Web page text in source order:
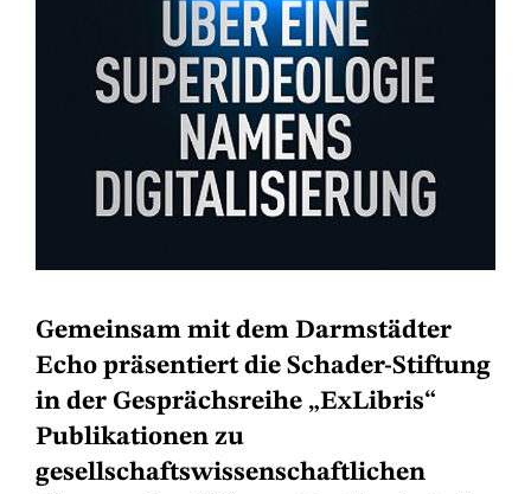
Gemeinsam mit dem Darmstädter
Echo präsentiert die Schader-Stiftung
in der Gesprächsreihe „ExLibris“
Publikationen zu
gesellschaftswissenschaftlichen